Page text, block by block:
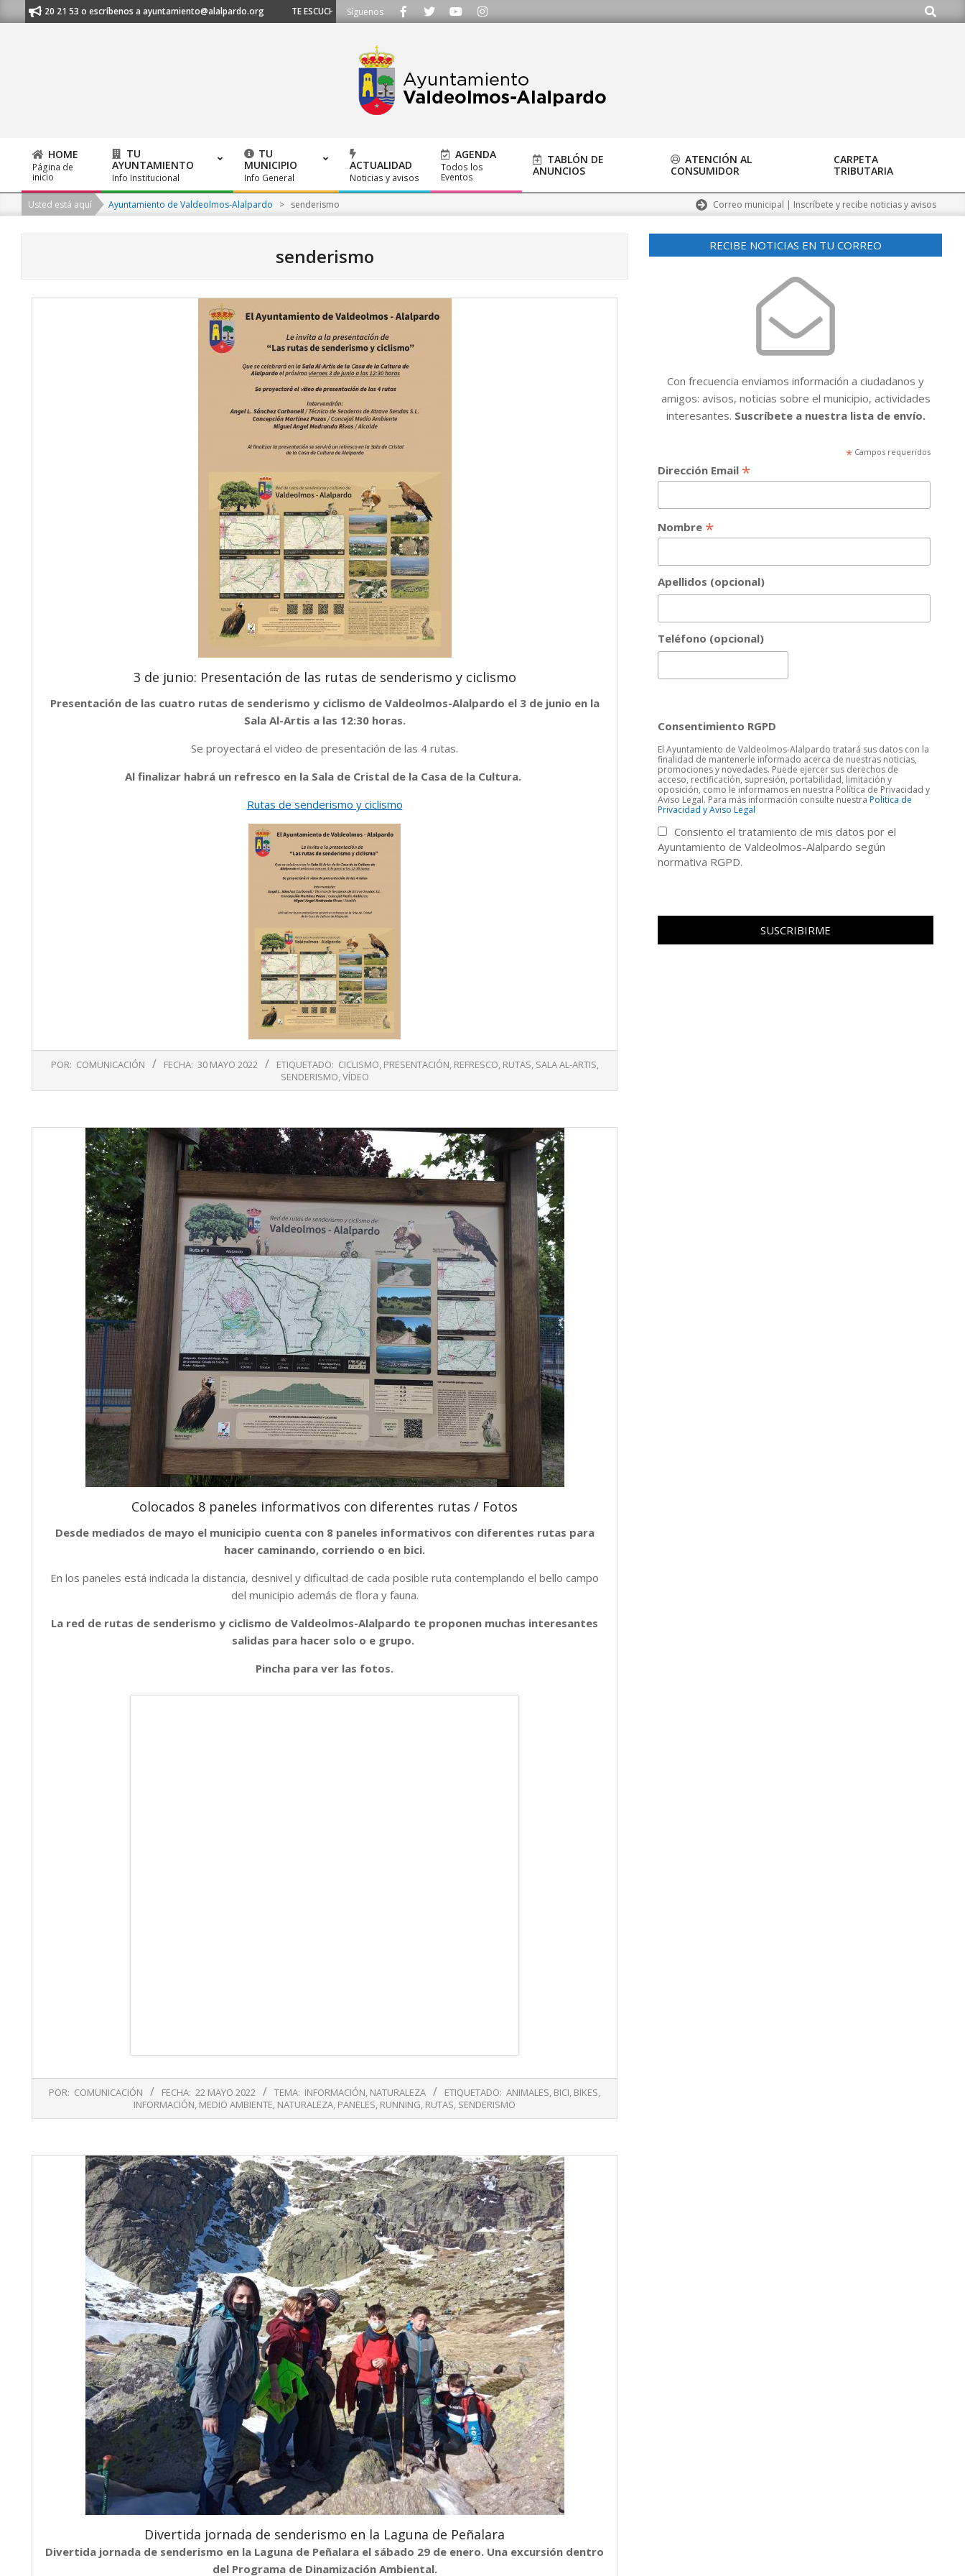
to
91 620 21 53 o escríbenos a ayuntamiento@alalpardo.org TE ESCUCHAMOS - Llámanos al 91 620 21 53 o escríbenos a ayuntamiento@alalpardo.org
Síguenos Buscar
Primary
Navigation
Menu
HOME
Página de
inicio
TU
AYUNTAMIENTO
Info Institucional
TU
MUNICIPIO
Info General
ACTUALIDAD
Noticias y avisos
AGENDA
Todos los
Eventos
TABLÓN DE
ANUNCIOS
ATENCIÓN AL
CONSUMIDOR
CARPETA
TRIBUTARIA
Usted está aquí Ayuntamiento de Valdeolmos-Alalpardo > senderismo Correo municipal | Inscríbete y recibe noticias y avisos
senderismo
3 de junio: Presentación de las rutas de senderismo y ciclismo
Presentación de las cuatro rutas de senderismo y ciclismo de Valdeolmos-Alalpardo el 3 de junio en la
Sala Al-Artis a las 12:30 horas.
Se proyectará el video de presentación de las 4 rutas.
Al finalizar habrá un refresco en la Sala de Cristal de la Casa de la Cultura.
Rutas de senderismo y ciclismo
30
POR: COMUNICACIÓN FECHA: 30 MAYO 2022 ETIQUETADO: CICLISMO, PRESENTACIÓN, REFRESCO, RUTAS, SALA AL-ARTIS,
SENDERISMO,VÍDEO
Colocados 8 paneles informativos con diferentes rutas / Fotos
Desde mediados de mayo el municipio cuenta con 8 paneles informativos con diferentes rutas para
hacer caminando, corriendo o en bici.
En los paneles está indicada la distancia, desnivel y dificultad de cada posible ruta contemplando el bello campo
del municipio además de flora y fauna.
La red de rutas de senderismo y ciclismo de Valdeolmos-Alalpardo te proponen muchas interesantes
salidas para hacer solo o e grupo.
Pincha para ver las fotos.
22
POR: COMUNICACIÓN FECHA: 22 MAYO 2022 TEMA: INFORMACIÓN, NATURALEZA ETIQUETADO: ANIMALES, BICI, BIKES,
INFORMACIÓN, MEDIO AMBIENTE, NATURALEZA, PANELES, RUNNING, RUTAS, SENDERISMO
Divertida jornada de senderismo en la Laguna de Peñalara
Divertida jornada de senderismo en la Laguna de Peñalara el sábado 29 de enero. Una excursión dentro
del Programa de Dinamización Ambiental.
RECIBE NOTICIAS EN TU CORREO
Con frecuencia enviamos información a ciudadanos y
amigos: avisos, noticias sobre el municipio, actividades
interesantes. Suscríbete a nuestra lista de envío.
* Campos requeridos
Dirección Email *
Nombre *
Apellidos (opcional)
Teléfono (opcional)
Consentimiento RGPD
El Ayuntamiento de Valdeolmos-Alalpardo tratará sus datos con la
finalidad de mantenerle informado acerca de nuestras noticias,
promociones y novedades. Puede ejercer sus derechos de
acceso, rectificación, supresión, portabilidad, limitación y
oposición, como le informamos en nuestra Política de Privacidad y
Aviso Legal. Para más información consulte nuestraPolitica de
Privacidad y Aviso Legal
Consiento el tratamiento de mis datos por el
Ayuntamiento de Valdeolmos-Alalpardo según
normativa RGPD.